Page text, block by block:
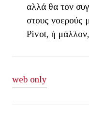
αλλά θα τον
στους νοερούς
Pivot, ή
web only